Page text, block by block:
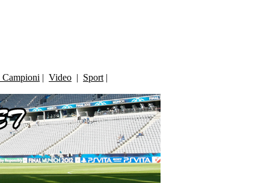
Campioni | Video | Sport |